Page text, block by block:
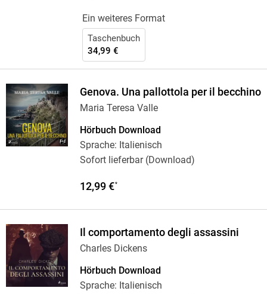
Ein weiteres Format
Taschenbuch
34,99 €
Genova. Una pallottola per il becchino
Maria Teresa Valle
Hörbuch Download
Sprache: Italienisch
Sofort lieferbar (Download)
12,99 €*
Il comportamento degli assassini
Charles Dickens
Hörbuch Download
Sprache: Italienisch